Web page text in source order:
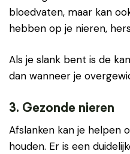
bloedvaten, maar kan
hebben op je nieren,
Als je slank bent is de
dan wanneer je
3. Gezonde nieren
Afslanken kan je helpen
houden. Er is een